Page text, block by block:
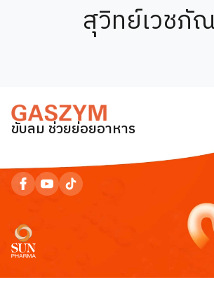
สุวิทย์เวชภั
ขับลม ช่วยย่อยอาหาร